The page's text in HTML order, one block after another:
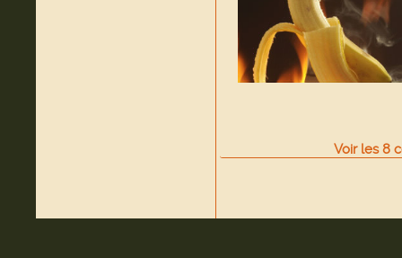
Voir les8